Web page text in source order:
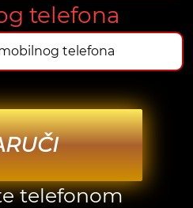
telefona
telefonom